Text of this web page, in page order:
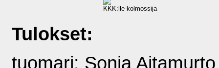
KKK:lle kolmossija
Tulokset:
tuomari: Sonja Aitamurto